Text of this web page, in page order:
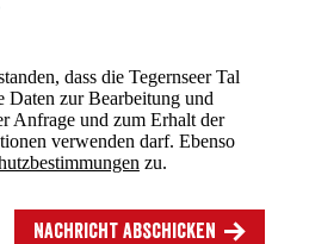
dass die Tegernseer Tal
Daten zur Bearbeitung und
Anfrage und zum Erhalt der
verwenden darf. Ebenso
zu.
Nachricht abschicken